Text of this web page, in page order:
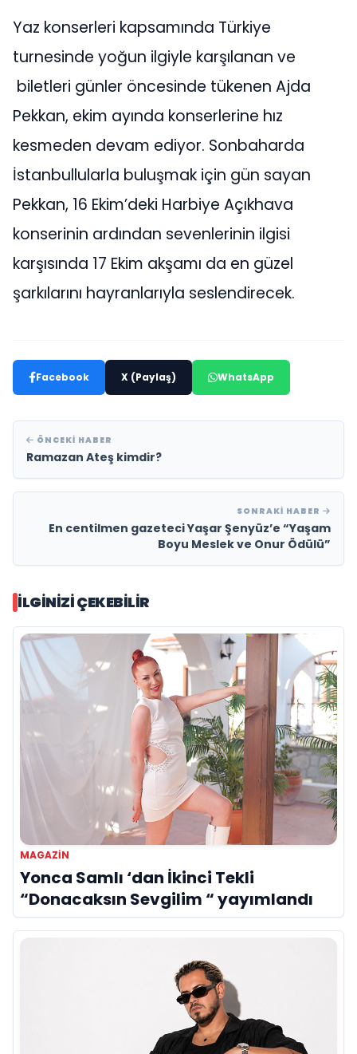
Yaz konserleri kapsamında Türkiye
turnesinde yoğun ilgiyle karşılanan ve
biletleri günler öncesinde tükenen Ajda
Pekkan, ekim ayında konserlerine hız
kesmeden devam ediyor. Sonbaharda
İstanbullularla buluşmak için gün sayan
Pekkan, 16 Ekim’deki Harbiye Açıkhava
konserinin ardından sevenlerinin ilgisi
karşısında 17 Ekim akşamı da en güzel
şarkılarını hayranlarıyla seslendirecek.
Facebook X (Paylaş) WhatsApp
ÖNCEKI HABER
Ramazan Ateş kimdir?
SONRAKI HABER
En centilmen gazeteci Yaşar Şenyüz’e “Yaşam
Boyu Meslek ve Onur Ödülü”
İLGINIZI ÇEKEBILIR
MAGAZIN
Yonca Samlı ‘dan İkinci Tekli
“Donacaksın Sevgilim “ yayımlandı